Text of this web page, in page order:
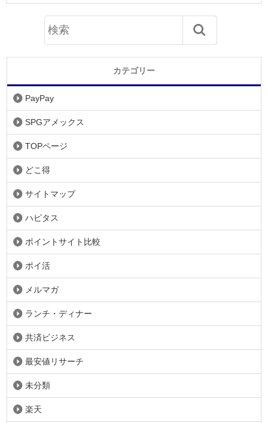
カテゴリー
PayPay
SPGアメックス
TOPページ
どこ得
サイトマップ
ハピタス
ポイントサイト比較
ポイ活
メルマガ
ランチ・ディナー
共済ビジネス
最安値リサーチ
未分類
楽天